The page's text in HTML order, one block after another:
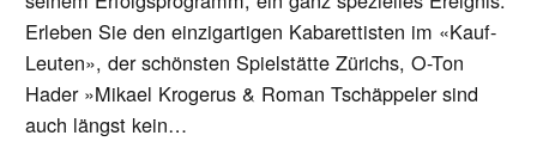
Erleben Sie den einzigartigen Kabarettisten im «Kauf-
Leuten», der schönsten Spielstätte Zürichs, O-Ton
Hader »Mikael Krogerus & Roman Tschäppeler sind
auch längst kein…